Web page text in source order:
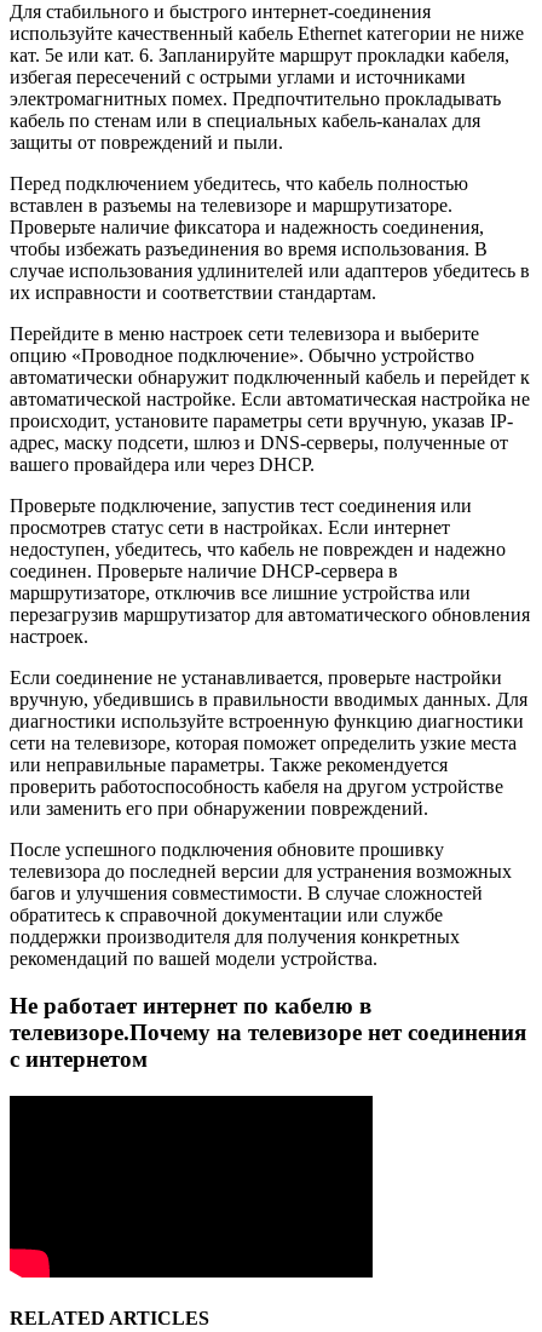
Для стабильного и быстрого интернет-соединения
используйте качественный кабель Ethernet категории не ниже
кат. 5e или кат. 6. Запланируйте маршрут прокладки кабеля,
избегая пересечений с острыми углами и источниками
электромагнитных помех. Предпочтительно прокладывать
кабель по стенам или в специальных кабель-каналах для
защиты от повреждений и пыли.
Перед подключением убедитесь, что кабель полностью
вставлен в разъемы на телевизоре и маршрутизаторе.
Проверьте наличие фиксатора и надежность соединения,
чтобы избежать разъединения во время использования. В
случае использования удлинителей или адаптеров убедитесь в
их исправности и соответствии стандартам.
Перейдите в меню настроек сети телевизора и выберите
опцию «Проводное подключение». Обычно устройство
автоматически обнаружит подключенный кабель и перейдет к
автоматической настройке. Если автоматическая настройка не
происходит, установите параметры сети вручную, указав IP-
адрес, маску подсети, шлюз и DNS-серверы, полученные от
вашего провайдера или через DHCP.
Проверьте подключение, запустив тест соединения или
просмотрев статус сети в настройках. Если интернет
недоступен, убедитесь, что кабель не поврежден и надежно
соединен. Проверьте наличие DHCP-сервера в
маршрутизаторе, отключив все лишние устройства или
перезагрузив маршрутизатор для автоматического обновления
настроек.
Если соединение не устанавливается, проверьте настройки
вручную, убедившись в правильности вводимых данных. Для
диагностики используйте встроенную функцию диагностики
сети на телевизоре, которая поможет определить узкие места
или неправильные параметры. Также рекомендуется
проверить работоспособность кабеля на другом устройстве
или заменить его при обнаружении повреждений.
После успешного подключения обновите прошивку
телевизора до последней версии для устранения возможных
багов и улучшения совместимости. В случае сложностей
обратитесь к справочной документации или службе
поддержки производителя для получения конкретных
рекомендаций по вашей модели устройства.
Не работает интернет по кабелю в
телевизоре.Почему на телевизоре нет соединения
с интернетом
RELATED ARTICLES